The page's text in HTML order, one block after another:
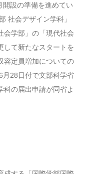
設の準備を進めてい
社会デザイン学科」
会学部」の「現代社会
して新たなスタートを
容定員増加についての
月28日付で文部科学省
科の届出申請が同省よ